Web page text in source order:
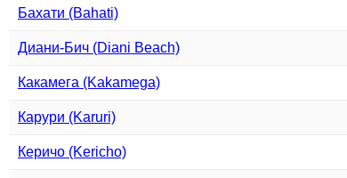
Бахати (Bahati)
Диани-Бич (Diani Beach)
Какамега (Kakamega)
Карури (Karuri)
Керичо (Kericho)